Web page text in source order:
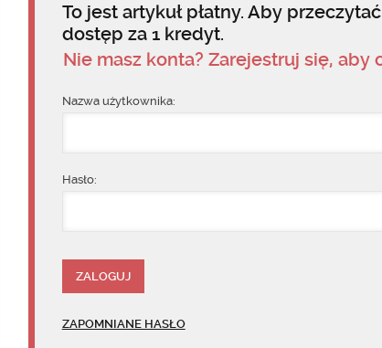
To jest artykuł płatny. Aby
dostęp za 1 kredyt.
Nie masz konta? Zarejestruj się,
Nazwa użytkownika:
Hasło:
ZAPOMNIANE HASŁO